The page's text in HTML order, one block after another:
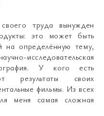
труда вынужден
это может быть
на определённую тему,
исследовательская
У кого есть
результаты своих
фильмы. Из всех
меня самая сложная